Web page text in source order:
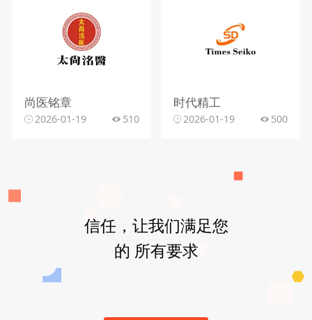
尚医铭章
2026-01-19 510
时代精工
2026-01-19 500
信任，让我们满足您
的 所有要求